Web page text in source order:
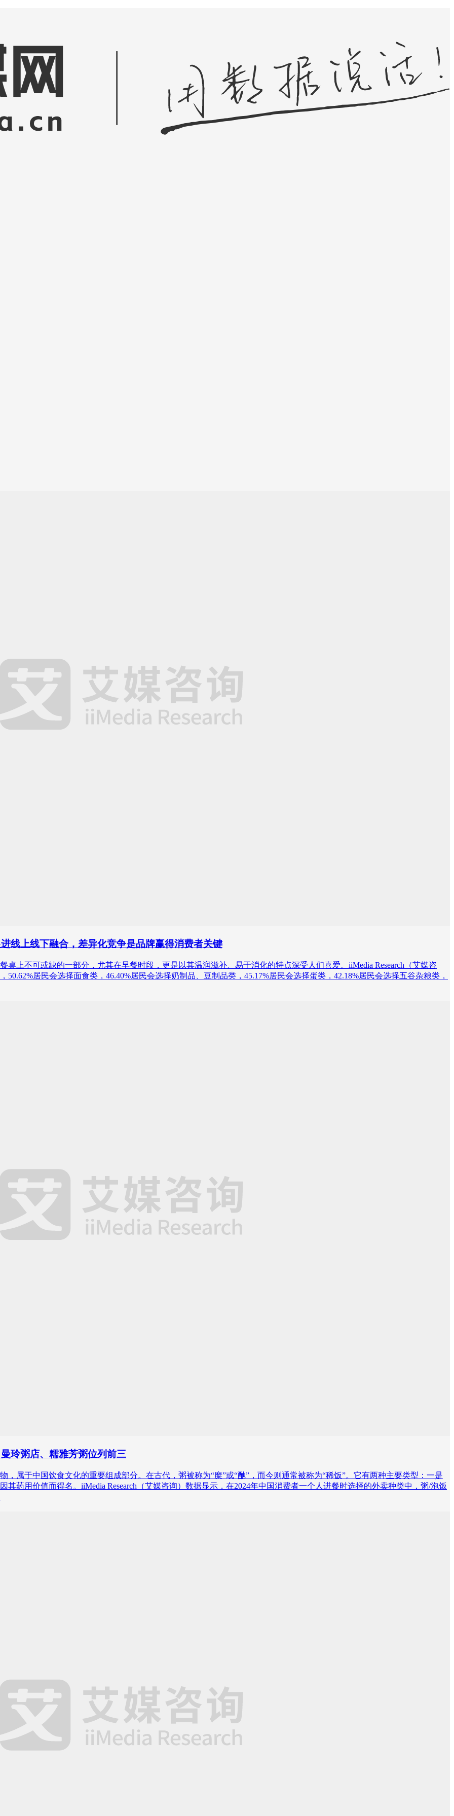
线上线下融合，差异化竞争是品牌赢得消费者关键
上不可或缺的一部分，尤其在早餐时段，更是以其温润滋补、易于消化的特点深受人们喜爱。iiMedia Research（艾媒咨
居民会选择面食类，46.40%居民会选择奶制品、豆制品类，45.17%居民会选择蛋类，42.18%居民会选择五谷杂粮类，
玲粥店、糯雅芳粥位列前三
属于中国饮食文化的重要组成部分。在古代，粥被称为“糜”或“酏”，而今则通常被称为“稀饭”。它有两种主要类型：一是
药用价值而得名。iiMedia Research（艾媒咨询）数据显示，在2024年中国消费者一个人进餐时选择的外卖种类中，粥/泡饭